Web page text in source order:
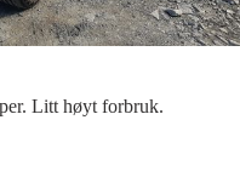
Litt høyt forbruk.